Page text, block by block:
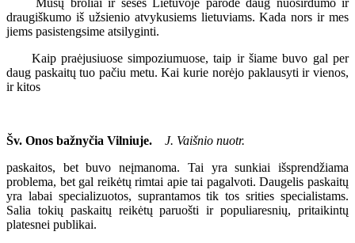
draugiškumo iš užsienio atvykusiems lietuviams. Kada nors ir mes
jiems pasistengsime atsilyginti.
Kaip praėjusiuose simpoziumuose, taip ir šiame buvo gal per
daug paskaitų tuo pačiu metu. Kai kurie norėjo paklausyti ir vienos,
ir kitos
Šv. Onos bažnyčia Vilniuje. J. Vaišnio nuotr.
paskaitos, bet buvo neįmanoma. Tai yra sunkiai išsprendžiama
problema, bet gal reikėtų rimtai apie tai pagalvoti. Daugelis paskaitų
yra labai specializuotos, suprantamos tik tos srities specialistams.
Salia tokių paskaitų reikėtų paruošti ir populiaresnių, pritaikintų
platesnei publikai.